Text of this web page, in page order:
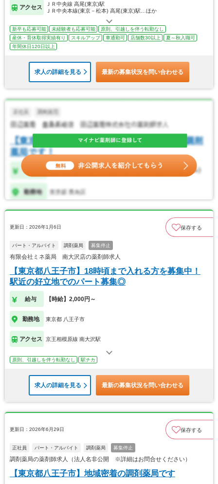
アクセス
ＪＲ中央線 高尾(東京)駅
ＪＲ中央本線(東京－松本) 高尾(東京)駅…ほか
新卒も応募可能 未経験者も応募可能
原則、引越しを伴う転勤なし
産休・育休取得実績有り
スキルアップ 車通勤可 店舗数30以上
夏～秋入職可
年間休日120日以上
求人の詳細を見る 最新の募集状況を問い合わせる
更新日：2026年1月6日 保存する
パート・アルバイト 調剤薬局 募集停止
有限会社ミネ薬局 南大沢店の薬剤師求人
【東京都八王子市】18時頃まで入れる方を募集中！
駅近の好立地でのパート募集◎
給与 【時給】2,000円～
勤務地 東京都 八王子市
アクセス 京王相模原線 南大沢駅
原則、引越しを伴う転勤なし 駅チカ
求人の詳細を見る 最新の募集状況を問い合わせる
更新日：2026年6月29日 保存する
正社員 パート・アルバイト 調剤薬局 募集停止
調剤薬局の薬剤師求人（法人名非公開 ※詳細はお問合せください）
【東京都八王子市】地域密着の調剤薬局です